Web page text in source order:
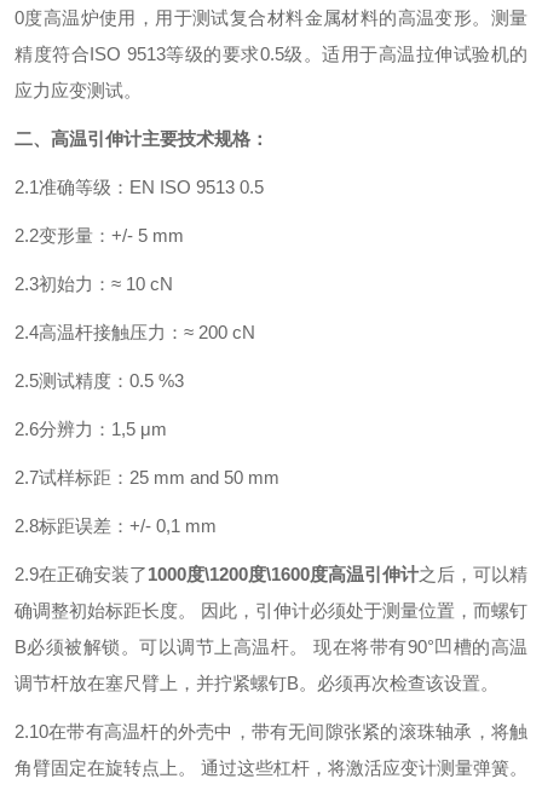
0度高温炉使用，用于测试复合材料金属材料的高温变形。测量
精度符合ISO 9513等级的要求0.5级。适用于高温拉伸试验机的
应力应变测试。
二、高温引伸计主要技术规格：
2.1准确等级： EN ISO 9513 0.5
2.2变形量： +/- 5 mm
2.3初始力：≈ 10 cN
2.4高温杆接触压力：≈ 200 cN
2.5测试精度： 0.5 %3
2.6分辨力： 1,5 μm
2.7试样标距： 25 mm and 50 mm
2.8标距误差： +/- 0,1 mm
2.9在正确安装了1000度\1200度\1600度高温引伸计之后，可以精
确调整初始标距长度。
因此，引伸计必须处于测量位置，而螺钉
B必须被解锁。可以调节上高温杆。 现在将带有90°凹槽的高温
调节杆放在塞尺臂上，并拧紧螺钉B。必须再次检查该设置。
2.10在带有高温杆的外壳中，带有无间隙张紧的滚珠轴承，将触
角臂固定在旋转点上。
通过这些杠杆，将激活应变计测量弹簧。